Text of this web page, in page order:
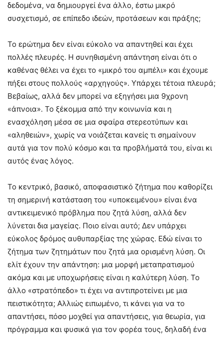
δεδομένα, να δημιουργεί ένα άλλο, έστω μικρό
συσχετισμό, σε επίπεδο ιδεών, προτάσεων και πράξης;
Το ερώτημα δεν είναι εύκολο να απαντηθεί και έχει
πολλές πλευρές. Η συνηθισμένη απάντηση είναι ότι ο
καθένας θέλει να έχει το «μικρό του αμπέλι» και έχουμε
πήξει στους πολλούς «αρχηγούς». Υπάρχει τέτοια πλευρά;
Βεβαίως, αλλά δεν μπορεί να εξηγήσει μια 9χρονη
«άπνοια». Το ξέκομμα από την κοινωνία και η
ενασχόληση μέσα σε μια σφαίρα στερεοτύπων και
«αληθειών», χωρίς να νοιάζεται κανείς τι σημαίνουν
αυτά για τον πολύ κόσμο και τα προβλήματά του, είναι κι
αυτός ένας λόγος.
Το κεντρικό, βασικό, αποφασιστικό ζήτημα που καθορίζει
τη σημερινή κατάσταση του «υποκειμένου» είναι ένα
αντικειμενικό πρόβλημα που ζητά λύση, αλλά δεν
λύνεται δια μαγείας. Ποιο είναι αυτό; Δεν υπάρχει
εύκολος δρόμος αυθυπαρξίας της χώρας. Εδώ είναι το
ζήτημα των ζητημάτων που ζητά μια ορισμένη λύση. Οι
ελίτ έχουν την απάντηση: μια μορφή μεταπρατισμού
ακόμα και με υποχωρήσεις είναι η καλύτερη λύση. Το
άλλο «στρατόπεδο» τι έχει να αντιπροτείνει με μια
πειστικότητα; Αλλιώς ειπωμένο, τι κάνει για να το
απαντήσει, πόσο μοχθεί για απαντήσεις, για θεωρία, για
πρόγραμμα και φυσικά για τον φορέα τους, δηλαδή ένα